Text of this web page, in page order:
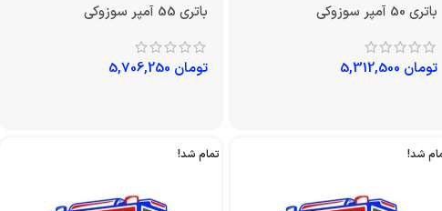
باتری 50 آمپر سوزوکی
تومان
باتری 55 آمپر سوزوکی
تومان
شد! تمام شد!